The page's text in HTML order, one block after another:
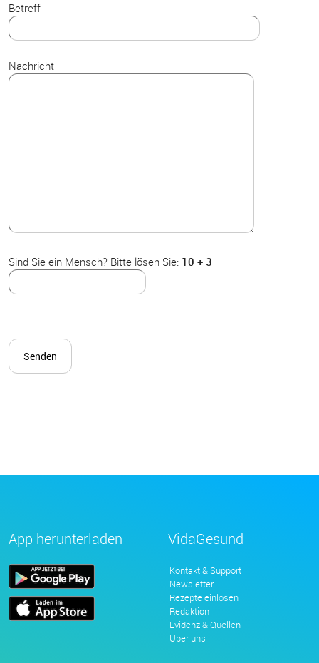
Betreff
Nachricht
Sind Sie ein Mensch? Bitte lösen Sie: 10 + 3
App herunterladen VidaGesund
Kontakt & Support
Newsletter
Rezepte einlösen
Redaktion
Evidenz & Quellen
Über uns